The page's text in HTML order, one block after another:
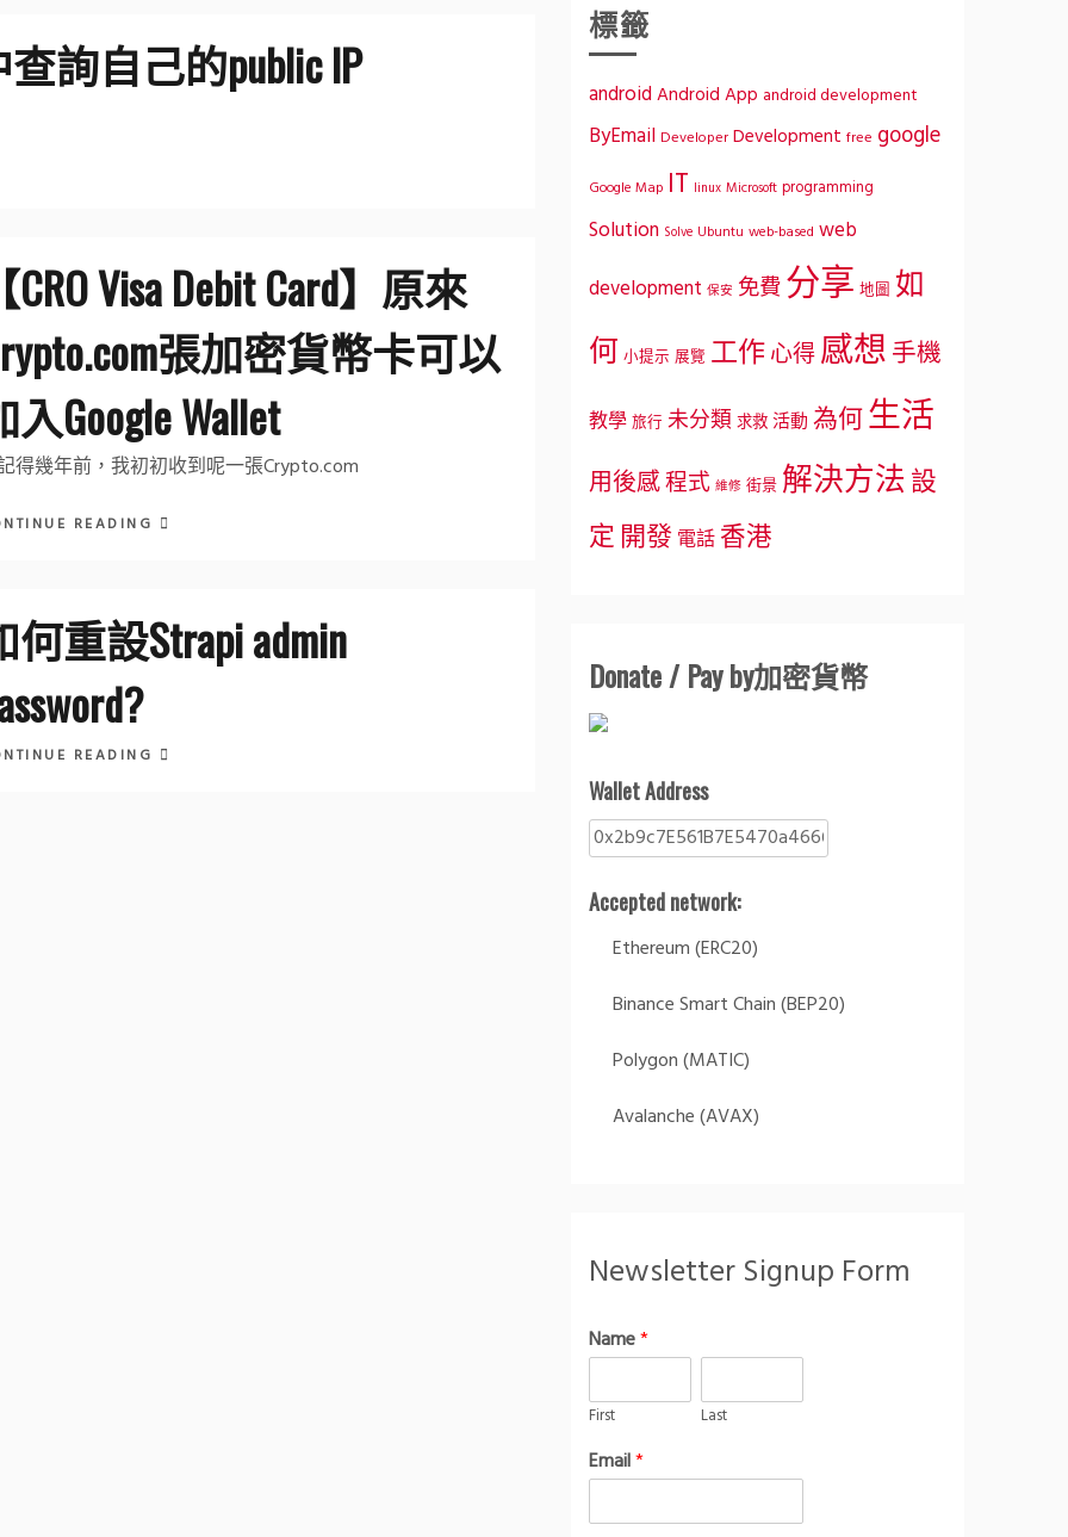
詢自己的public IP
CRO Visa Debit Card】原來
張加密貨幣卡可以
入Google Wallet
得幾年前，我初初收到呢一張Crypto.com
READING
何重設Strapi admin
READING
標籤
android Android App android development
ByEmail Developer Development free google
Google Map IT linux Microsoft programming
Solution Solve Ubuntu web-based web
development 保安 免費分享 地圖 如
何 小提示 展覽 工作心得感想手機
教學 旅行 未分類求救活動 為何生活
用後感程式 維修 街景 解決方法 設
定 開發電話香港
Donate / Pay by加密貨幣
Wallet Address
Accepted network:
Ethereum (ERC20)
Binance Smart Chain (BEP20)
Polygon (MATIC)
Avalanche (AVAX)
Newsletter Signup Form
Name*
First Last
Email*